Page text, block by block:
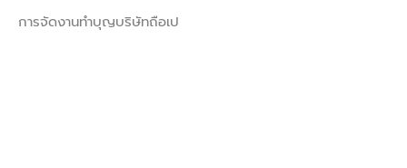
การจัดงานทำบุญบริษัทถือเป